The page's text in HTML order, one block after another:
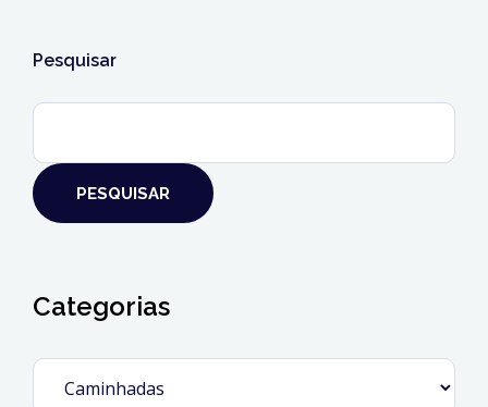
Pesquisar
PESQUISAR
Categorias